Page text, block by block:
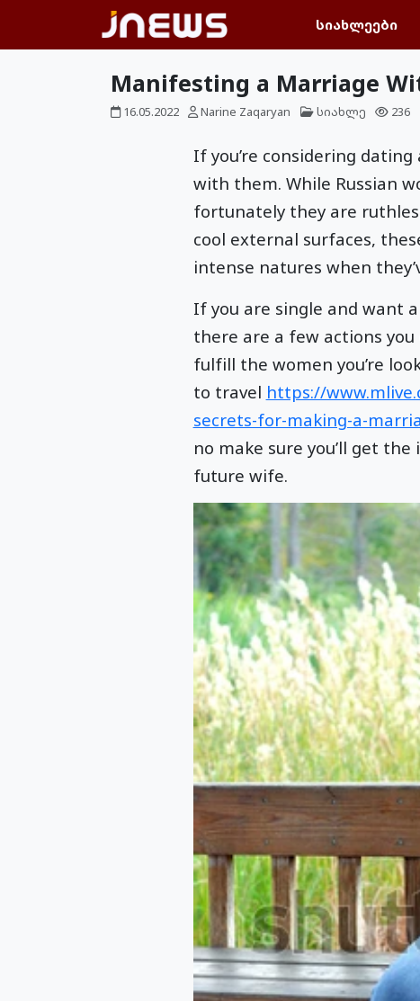
სიახლეები
Manifesting a Marriage
16.05.2022 Narine Zaqaryan სიახლე 236
If you’re considering
with them. While Russian
fortunately they are
cool external surfaces,
intense natures when
If you are single and want a
there are a few actions
fulfill the women you’re
to travel https://
secrets-for-making-a-
no make sure you’ll get
future wife.